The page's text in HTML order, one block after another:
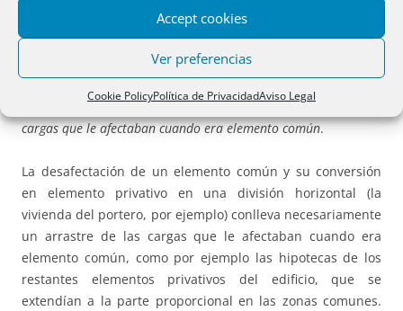
Accept cookies
Ver preferencias
Cookie PolicyPolítica de PrivacidadAviso Legal
HIPOTECARIO. Notarías: T.29 y 53. Registros: T. 33
y 58.
se convierte en elemento privativo continuará gravado por las
cargas que le afectaban cuando era elemento común.
La desafectación de un elemento común y su conversión
en elemento privativo en una división horizontal (la
vivienda del portero, por ejemplo) conlleva necesariamente
un arrastre de las cargas que le afectaban cuando era
elemento común, como por ejemplo las hipotecas de los
restantes elementos privativos del edificio, que se
extendían a la parte proporcional en las zonas comunes.